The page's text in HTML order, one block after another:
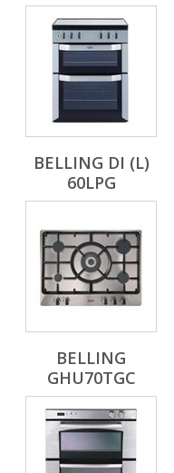
BELLING DI (L)
60LPG
BELLING
GHU70TGC